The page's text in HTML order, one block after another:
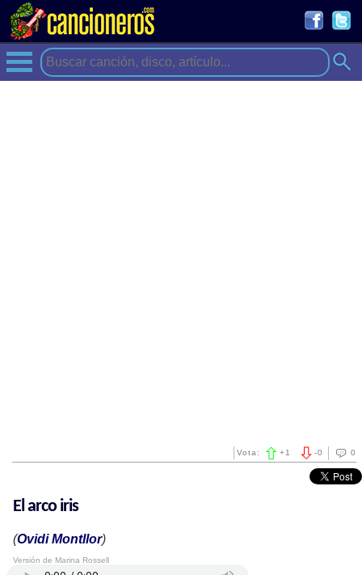
0
-0
Vota: +1
El arco iris
(Ovidi Montllor)
Versión de Marina Rossell